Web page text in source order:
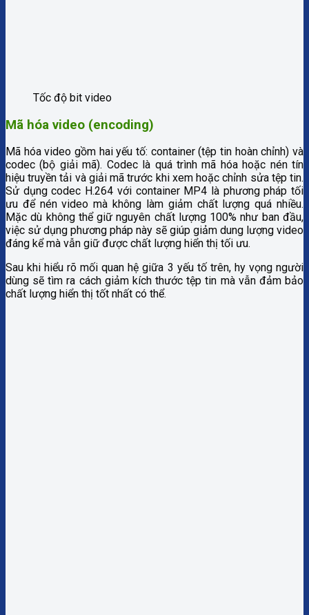
Tốc độ bit video
Mã hóa video (encoding)
Mã hóa video gồm hai yếu tố: container (tệp tin hoàn chỉnh) và
codec (bộ giải mã). Codec là quá trình mã hóa hoặc nén tín
hiệu truyền tải và giải mã trước khi xem hoặc chỉnh sửa tệp tin.
Sử dụng codec H.264 với container MP4 là phương pháp tối
ưu để nén video mà không làm giảm chất lượng quá nhiều.
Mặc dù không thể giữ nguyên chất lượng 100% như ban đầu,
việc sử dụng phương pháp này sẽ giúp giảm dung lượng video
đáng kể mà vẫn giữ được chất lượng hiển thị tối ưu.
Sau khi hiểu rõ mối quan hệ giữa 3 yếu tố trên, hy vọng người
dùng sẽ tìm ra cách giảm kích thước tệp tin mà vẫn đảm bảo
chất lượng hiển thị tốt nhất có thể.